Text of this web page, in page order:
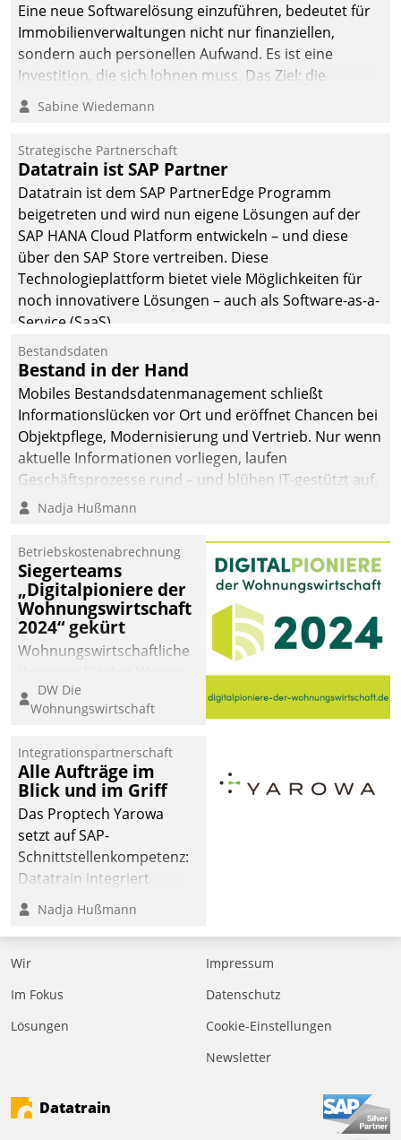
Eine neue Softwarelösung einzuführen, bedeutet für
Immobilienverwaltungen nicht nur finanziellen,
sondern auch personellen Aufwand. Es ist eine
Investition, die sich lohnen muss. Das Ziel: die
nachhaltige Optimierung der Geschäftsabläufe. Damit
dieses Ziel erreicht wird, sollten einige Grundregeln
Sabine Wiedemann
Strategische Partnerschaft
Datatrain ist SAP Partner
Datatrain ist dem SAP PartnerEdge Programm
beigetreten und wird nun eigene Lösungen auf der
SAP HANA Cloud Platform entwickeln – und diese
über den SAP Store vertreiben. Diese
Technologieplattform bietet viele Möglichkeiten für
noch innovativere Lösungen – auch als Software-as-a-
Service (SaaS).
Bestandsdaten
Bestand in der Hand
Mobiles Bestandsdatenmanagement schließt
Informationslücken vor Ort und eröffnet Chancen bei
Objektpflege, Modernisierung und Vertrieb. Nur wenn
aktuelle Informationen vorliegen, laufen
Geschäftsprozesse rund – und blühen IT-gestützt auf.
Nadja Hußmann
Betriebskostenabrechnung
Siegerteams
„Digitalpioniere der
Wohnungswirtschaft
2024“ gekürt
Wohnungswirtschaftliche
eine digitale Zukunft zu
finden, ist das Ziel des
der
Wohnungswirtschaft“.
Bewerben können sich
dafür ein Team
bestehend aus
Wohnungsunternehmen
und PropTech.
DW Die
Wohnungswirtschaft
Integrationspartnerschaft
Alle Aufträge im
Blick und im Griff
Das Proptech Yarowa
setzt auf SAP-
Schnittstellenkompetenz:
Datatrain integriert
Yarowas Portal zur
Vergabe und Verwaltung
von Aufträgen der
operativen
Instandhaltung in die
deutscher
den Weg vom
Mieteranliegen zum
Nadja Hußmann
Wir
Im Fokus
Lösungen
Impressum
Datenschutz
Cookie-Einstellungen
Newsletter
Datatrain